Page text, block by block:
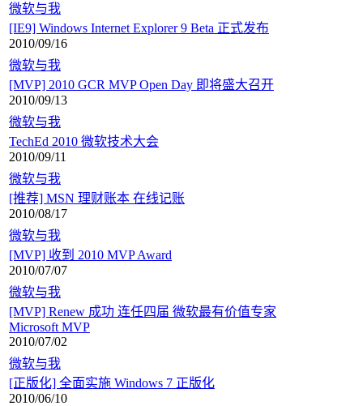
微软与我
[IE9] Windows Internet Explorer 9 Beta 正式发布
2010/09/16
微软与我
[MVP] 2010 GCR MVP Open Day 即将盛大召开
2010/09/13
微软与我
TechEd 2010 微软技术大会
2010/09/11
微软与我
[推荐] MSN 理财账本 在线记账
2010/08/17
微软与我
[MVP] 收到 2010 MVP Award
2010/07/07
微软与我
[MVP] Renew 成功 连任四届 微软最有价值专家
Microsoft MVP
2010/07/02
微软与我
[正版化] 全面实施 Windows 7 正版化
2010/06/10